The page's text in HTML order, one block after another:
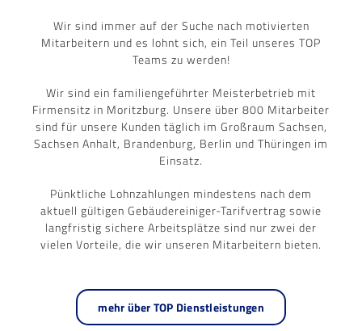
Wir sind immer auf der Suche nach motivierten
Mitarbeitern und es lohnt sich, ein Teil unseres TOP
Teams zu werden!
Wir sind ein familiengeführter Meisterbetrieb mit
Firmensitz in Moritzburg. Unsere über 800 Mitarbeiter
sind für unsere Kunden täglich im Großraum Sachsen,
Sachsen Anhalt, Brandenburg, Berlin und Thüringen im
Einsatz.
Pünktliche Lohnzahlungen mindestens nach dem
aktuell gültigen Gebäudereiniger-Tarifvertrag sowie
langfristig sichere Arbeitsplätze sind nur zwei der
vielen Vorteile, die wir unseren Mitarbeitern bieten.
mehr über TOP Dienstleistungen